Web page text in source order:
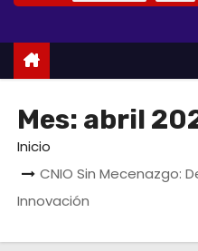
Mes: abril
Inicio
CNIO Sin Mecenazgo:
Innovación